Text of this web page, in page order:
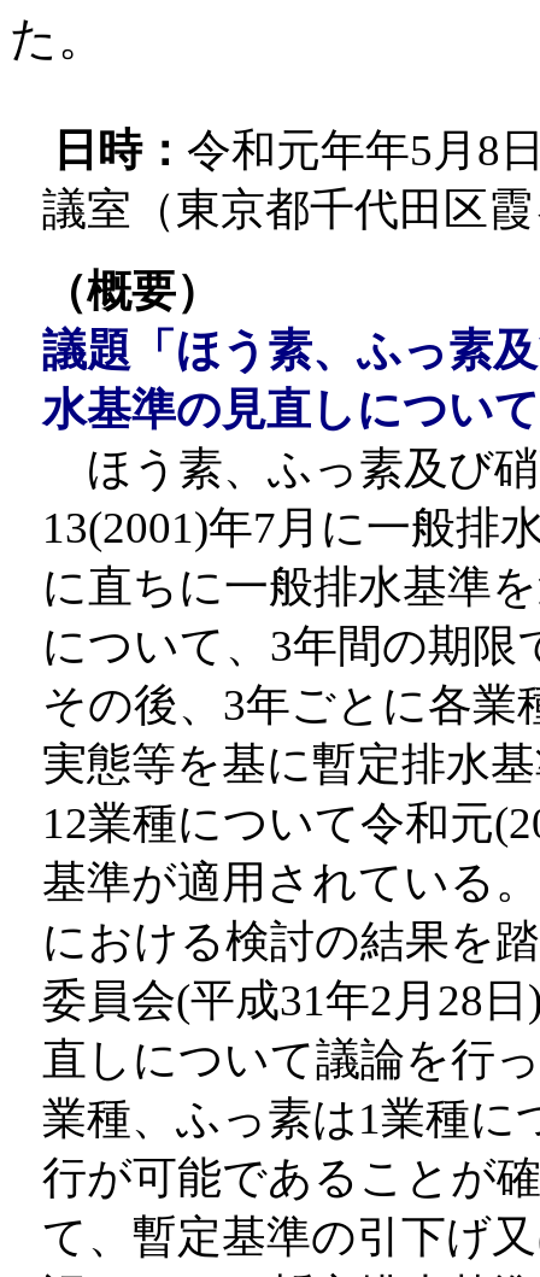
た。
日時： 令和元年年5月
議室（東京都千代田区
（概要）
議題 「ほう素、ふっ素
水基準の見直しについ
ほう素、ふっ素及び
13(2001)年7月に一般排
に直ちに一般排水基準
について、3年間の期限
その後、3年ごとに各業
実態等を基に暫定排水
12業種について令和元
基準が適用されている
における検討の結果を
委員会(平成31年2月28
直しについて議論を行
業種、ふっ素は1業種に
行が可能であることが
て、暫定基準の引下げ